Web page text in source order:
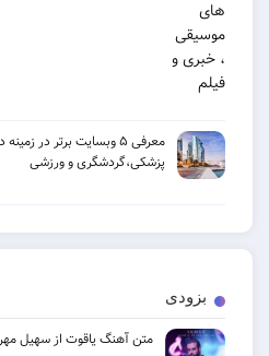
معرفی ۵ وبسایت برتر در زمینه دندانپزشکی،
پزشکی،گردشگری و ورزشی
متن آهنگ یاقوت از سهیل مهرزادگان